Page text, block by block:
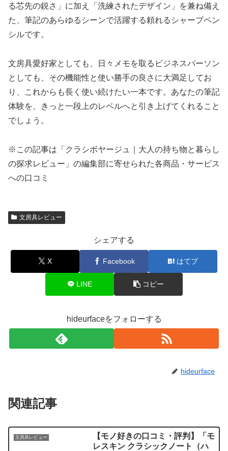
る芯先の鋭さ」に加え「洗練されたデザイン」を兼ね備え
た、筆記のあらゆるシーンで活躍する頼れるシャープペン
シルです。
文房具愛好家としても、日々メモを取るビジネスパーソン
としても、その機能性と使い勝手の良さに大満足してお
り、これからも長く使い続けたい一本です。あなたの筆記
体験を、きっと一段上のレベルへと引き上げてくれること
でしょう。
※この記事は「クラシボヤージュ｜大人の持ち物と暮らし
の探求レビュー」の編集部に寄せられた各商品・サービス
への口コミ
文房具レビュー
シェアする
X Facebook はてブ
LINE コピー
hideurfaceをフォローする
hideurface
関連記事
文房具レビュー
【モノ好きの口コミ・評判】「モ
レスキン クラシックノート（ハ